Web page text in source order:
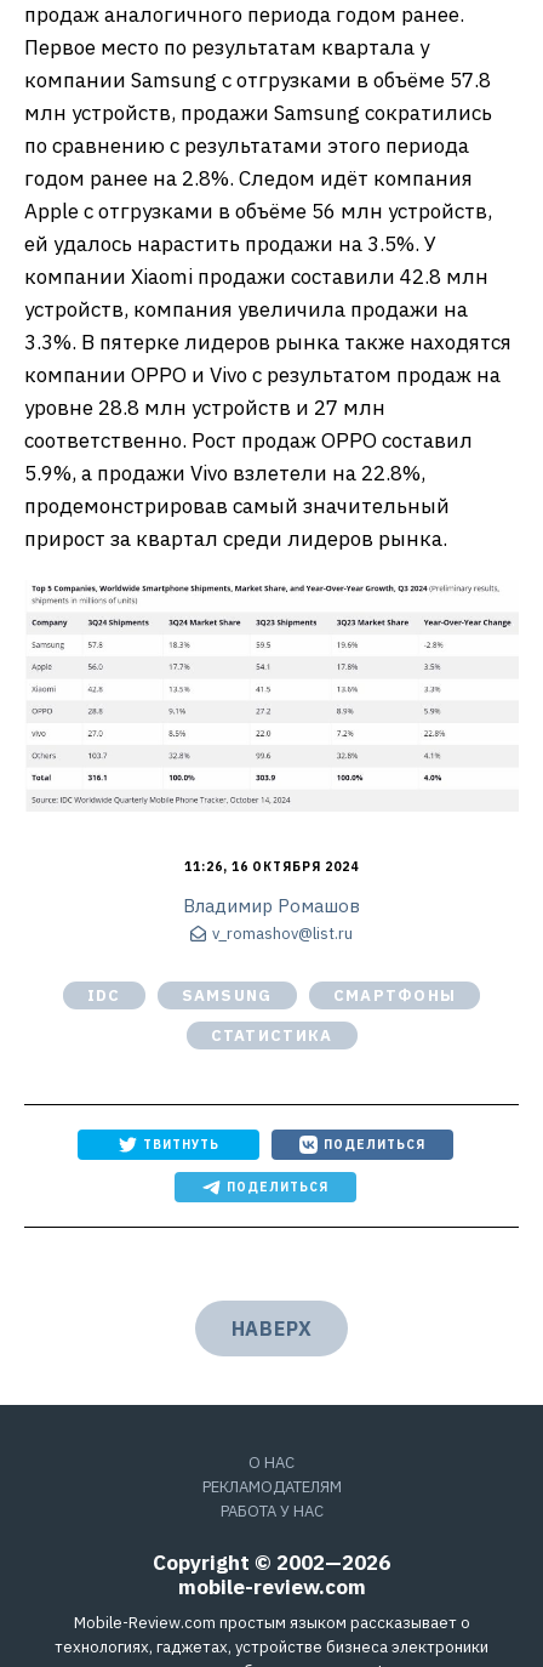
продаж аналогичного периода годом ранее.
Первое место по результатам квартала у
компании Samsung с отгрузками в объёме 57.8
млн устройств, продажи Samsung сократились
по сравнению с результатами этого периода
годом ранее на 2.8%. Следом идёт компания
Apple с отгрузками в объёме 56 млн устройств,
ей удалось нарастить продажи на 3.5%. У
компании Xiaomi продажи составили 42.8 млн
устройств, компания увеличила продажи на
3.3%. В пятерке лидеров рынка также находятся
компании OPPO и Vivo с результатом продаж на
уровне 28.8 млн устройств и 27 млн
соответственно. Рост продаж OPPO составил
5.9%, а продажи Vivo взлетели на 22.8%,
продемонстрировав самый значительный
прирост за квартал среди лидеров рынка.
11:26, 16 ОКТЯБРЯ 2024
Владимир Ромашов
v_romashov@list.ru
IDC SAMSUNG
СМАРТФОНЫ
СТАТИСТИКА
ТВИТНУТЬ ПОДЕЛИТЬСЯ
ПОДЕЛИТЬСЯ
НАВЕРХ
О НАС
РЕКЛАМОДАТЕЛЯМ
РАБОТА У НАС
Copyright © 2002—2026
mobile-review.com
Mobile-Review.com простым языком рассказывает о
технологиях, гаджетах, устройстве бизнеса электроники